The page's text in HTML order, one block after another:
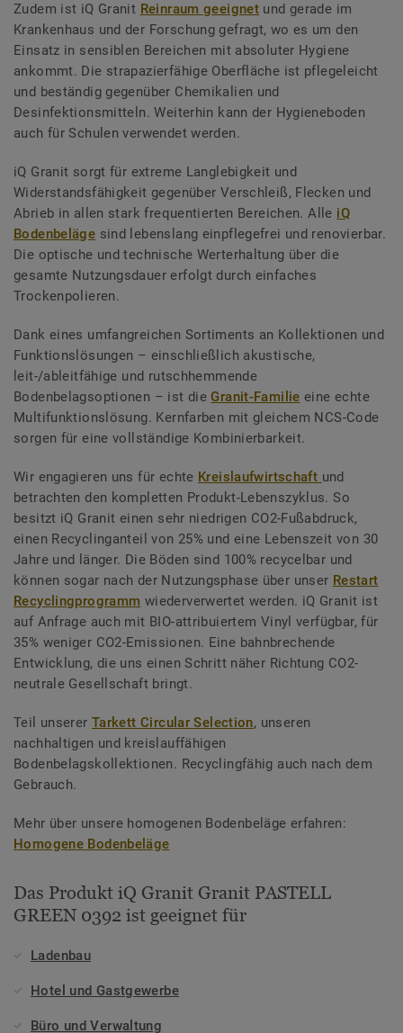
Zudem ist iQ Granit Reinraum geeignet und gerade im
Krankenhaus und der Forschung gefragt, wo es um den
Einsatz in sensiblen Bereichen mit absoluter Hygiene
ankommt. Die strapazierfähige Oberfläche ist pflegeleicht
und beständig gegenüber Chemikalien und
Desinfektionsmitteln. Weiterhin kann der Hygieneboden
auch für Schulen verwendet werden.
iQ Granit sorgt für extreme Langlebigkeit und
Widerstandsfähigkeit gegenüber Verschleiß, Flecken und
Abrieb in allen stark frequentierten Bereichen. Alle iQ
Bodenbeläge sind lebenslang einpflegefrei und renovierbar.
Die optische und technische Werterhaltung über die
gesamte Nutzungsdauer erfolgt durch einfaches
Trockenpolieren.
Dank eines umfangreichen Sortiments an Kollektionen und
Funktionslösungen – einschließlich akustische,
leit-/ableitfähige und rutschhemmende
Bodenbelagsoptionen – ist dieGranit-Familie eine echte
Multifunktionslösung. Kernfarben mit gleichem NCS-Code
sorgen für eine vollständige Kombinierbarkeit.
Wir engagieren uns für echte Kreislaufwirtschaft und
betrachten den kompletten Produkt-Lebenszyklus. So
besitzt iQ Granit einen sehr niedrigen CO2-Fußabdruck,
einen Recyclinganteil von 25% und eine Lebenszeit von 30
Jahre und länger. Die Böden sind 100% recycelbar und
können sogar nach der Nutzungsphase über unser Restart
Recyclingprogramm wiederverwertet werden. iQ Granit ist
auf Anfrage auch mit BIO-attribuiertem Vinyl verfügbar, für
35% weniger CO2-Emissionen. Eine bahnbrechende
Entwicklung, die uns einen Schritt näher Richtung CO2-
neutrale Gesellschaft bringt.
Teil unserer Tarkett Circular Selection, unseren
nachhaltigen und kreislauffähigen
Bodenbelagskollektionen. Recyclingfähig auch nach dem
Gebrauch.
Mehr über unsere homogenen Bodenbeläge erfahren:
Homogene Bodenbeläge
Das Produkt iQ Granit Granit PASTELL
GREEN 0392 ist geeignet für
Ladenbau
Hotel und Gastgewerbe
Büro und Verwaltung